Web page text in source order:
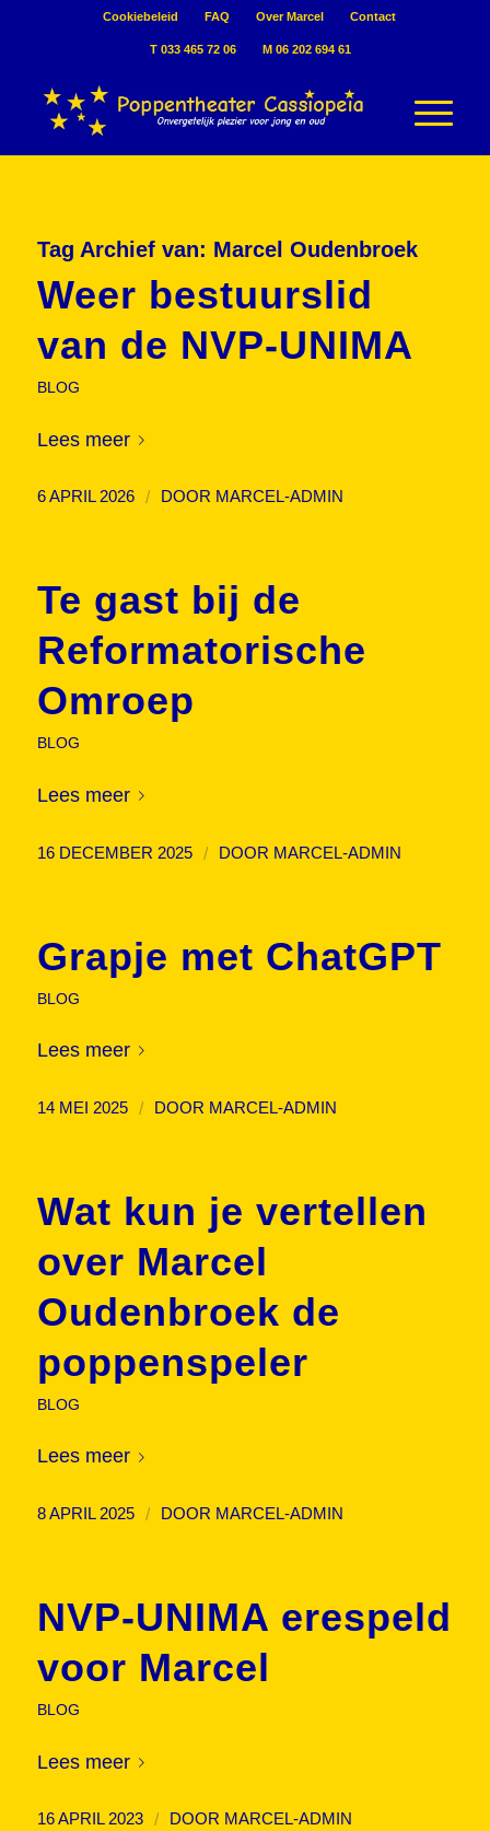
Cookiebeleid FAQ Over Marcel Contact
T 033 465 72 06 M 06 202 694 61
Tag Archief van: Marcel Oudenbroek
Weer bestuurslid
van de NVP-UNIMA
BLOG
Lees meer
6 APRIL 2026 / DOOR MARCEL-ADMIN
Te gast bij de
Reformatorische
Omroep
BLOG
Lees meer
16 DECEMBER 2025 / DOOR MARCEL-ADMIN
Grapje met ChatGPT
BLOG
Lees meer
14 MEI 2025 / DOOR MARCEL-ADMIN
Wat kun je vertellen
over Marcel
Oudenbroek de
poppenspeler
BLOG
Lees meer
8 APRIL 2025 / DOOR MARCEL-ADMIN
NVP-UNIMA erespeld
voor Marcel
BLOG
Lees meer
16 APRIL 2023 / DOOR MARCEL-ADMIN